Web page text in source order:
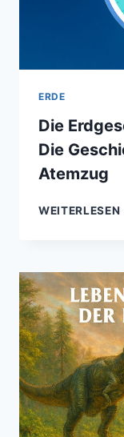
ERDE
Die
Die
Atemzug
WEITERLESEN